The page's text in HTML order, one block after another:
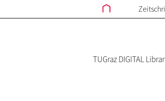
TUGraz DIGITAL